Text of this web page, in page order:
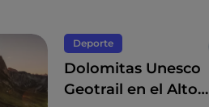
Deporte
Dolomitas Unesco
Geotrail en el Alto